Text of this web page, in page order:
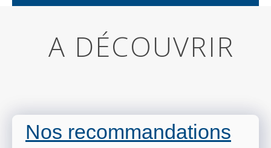
A DÉCOUVRIR
Nos recommandations